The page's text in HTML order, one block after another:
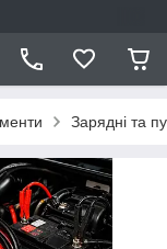
Зарядні та